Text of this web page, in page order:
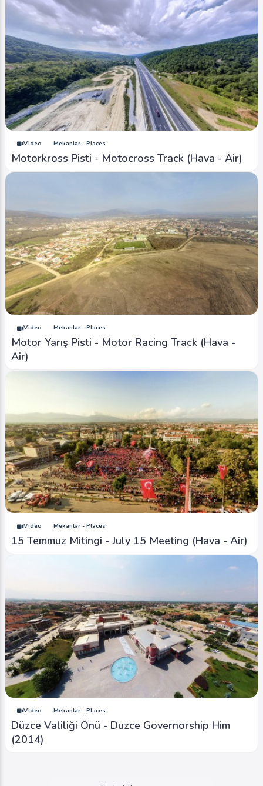
Video Mekanlar - Places
Motorkross Pisti - Motocross Track (Hava - Air)
Video Mekanlar - Places
Motor Yarış Pisti - Motor Racing Track (Hava -
Air)
Video Mekanlar - Places
15 Temmuz Mitingi - July 15 Meeting (Hava - Air)
Video Mekanlar - Places
Düzce Valiliği Önü - Duzce Governorship Him
(2014)